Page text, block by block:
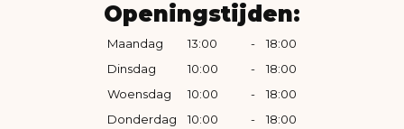
Openingstijden:
Maandag 13:00 -
18:00
Dinsdag
10:00 -
18:00
Woensdag
10:00 -
18:00
Donderdag
10:00 -
18:00